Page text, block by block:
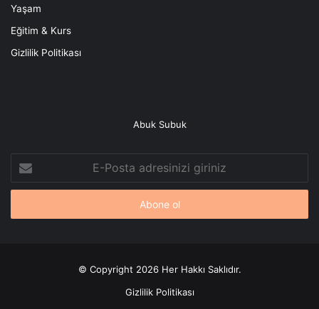
Yaşam
Eğitim & Kurs
Gizlilik Politikası
Abuk Subuk
Posta
adresinizi
© Copyright 2026 Her Hakkı Saklıdır.
Gizlilik Politikası